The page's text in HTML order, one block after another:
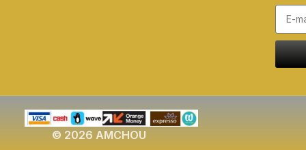
© 2026 AMCHOU